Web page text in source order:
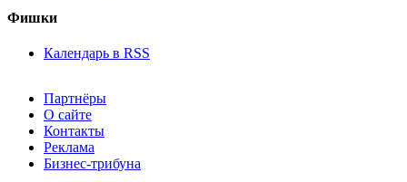
Фишки
Календарь в RSS
Партнёры
О сайте
Контакты
Реклама
Бизнес-трибуна